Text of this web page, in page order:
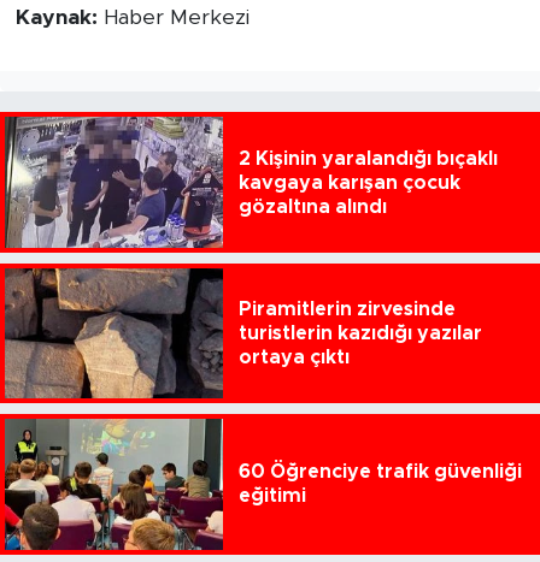
Kaynak: Haber Merkezi
2 Kişinin yaralandığı bıçaklı
kavgaya karışan çocuk
gözaltına alındı
Piramitlerin zirvesinde
turistlerin kazıdığı yazılar
ortaya çıktı
60 Öğrenciye trafik güvenliği
eğitimi